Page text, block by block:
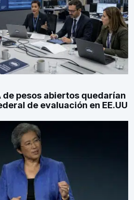
de pesos abiertos quedarían
de evaluación en EE.UU